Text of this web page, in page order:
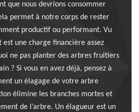
que nous devrions consommer
permet à notre corps de rester
productif ou performant. Vu
est une charge financière assez
ne pas planter des arbres fruitiers
? Si vous en avez déjà, pensez à
un élagage de votre arbre
élimine les branches mortes et
de l’arbre. Un élagueur est un